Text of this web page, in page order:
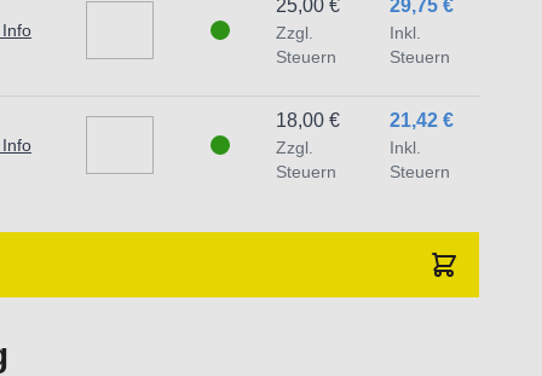
29,75 €
Inkl.
Steuern
25,00 €
Zzgl.
Steuern
21,42 €
Inkl.
Steuern
18,00 €
Zzgl.
Steuern